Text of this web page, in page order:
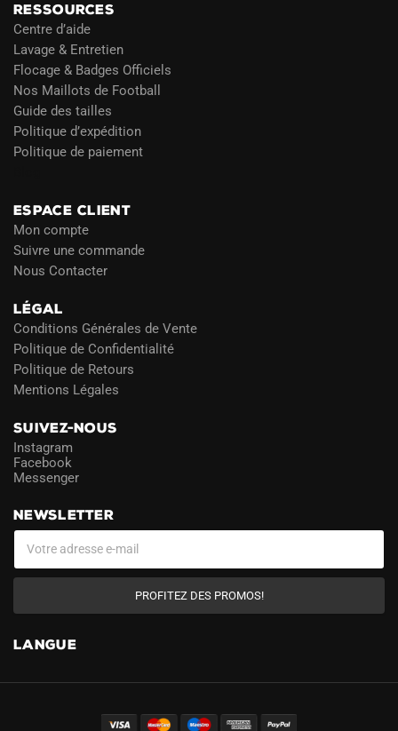
RESSOURCES
Centre d’aide
Lavage & Entretien
Flocage & Badges Officiels
Nos Maillots de Football
Guide des tailles
Politique d’expédition
Politique de paiement
ESPACE CLIENT
Mon compte
Suivre une commande
Nous Contacter
LÉGAL
Conditions Générales de Vente
Politique de Confidentialité
Politique de Retours
Mentions Légales
SUIVEZ-NOUS
Instagram
Facebook
Messenger
NEWSLETTER
PROFITEZ DES PROMOS!
LANGUE